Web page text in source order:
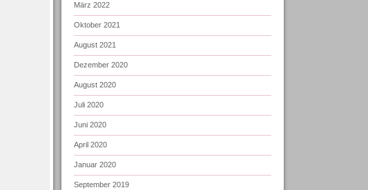
März 2022
Oktober 2021
August 2021
Dezember 2020
August 2020
Juli 2020
Juni 2020
April 2020
Januar 2020
September 2019